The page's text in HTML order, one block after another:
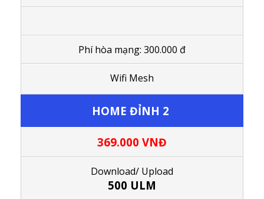
Phí hòa mạng: 300.000 đ
Wifi Mesh
HOME ĐỈNH 2
369.000 VNĐ
Download/ Upload
500 ULM